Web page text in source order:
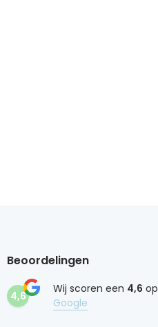
Beoordelingen
4,6
Wij scoren een 4,6 op
Google